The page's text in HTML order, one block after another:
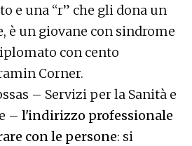
e una “r” che gli dona un
è un giovane con sindrome
con cento
Corner.
– Servizi per la Sanità e
– l'indirizzo professionale
con le persone: si